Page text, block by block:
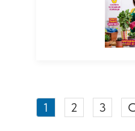
1 2 3